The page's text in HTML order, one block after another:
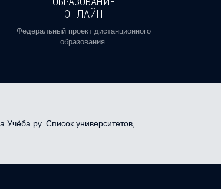
ОНЛАЙН
Федеральный проект дистанционного
образования.
Список университетов,